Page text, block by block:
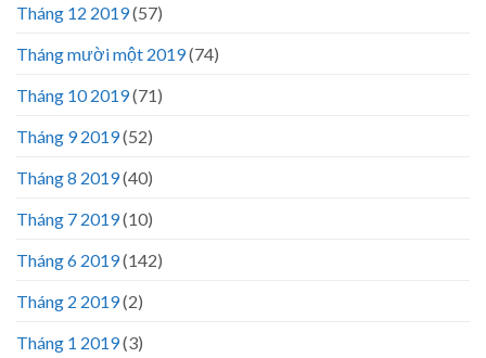
Tháng 12 2019(57)
Tháng mười một 2019(74)
Tháng 10 2019(71)
Tháng 9 2019(52)
Tháng 8 2019(40)
Tháng 7 2019(10)
Tháng 6 2019(142)
Tháng 2 2019(2)
Tháng 1 2019(3)